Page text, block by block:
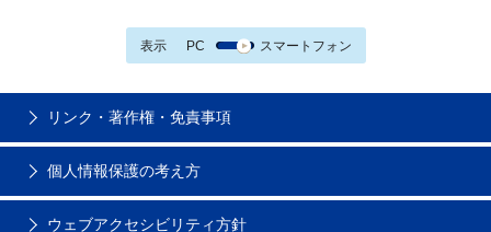
表示 PC スマートフォン
リンク・著作権・免責事項
個人情報保護の考え方
ウェブアクセシビリティ方針